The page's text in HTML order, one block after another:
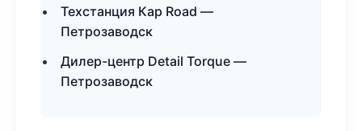
Техстанция Кар Road —
Петрозаводск
Дилер-центр Detail Torque —
Петрозаводск